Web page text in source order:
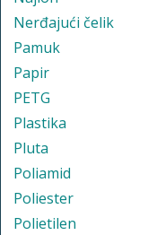
Nerđajući čelik
Pamuk
Papir
PETG
Plastika
Pluta
Poliamid
Poliester
Polietilen